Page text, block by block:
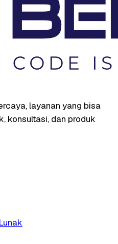
layanan yang bisa
konsultasi, dan produk